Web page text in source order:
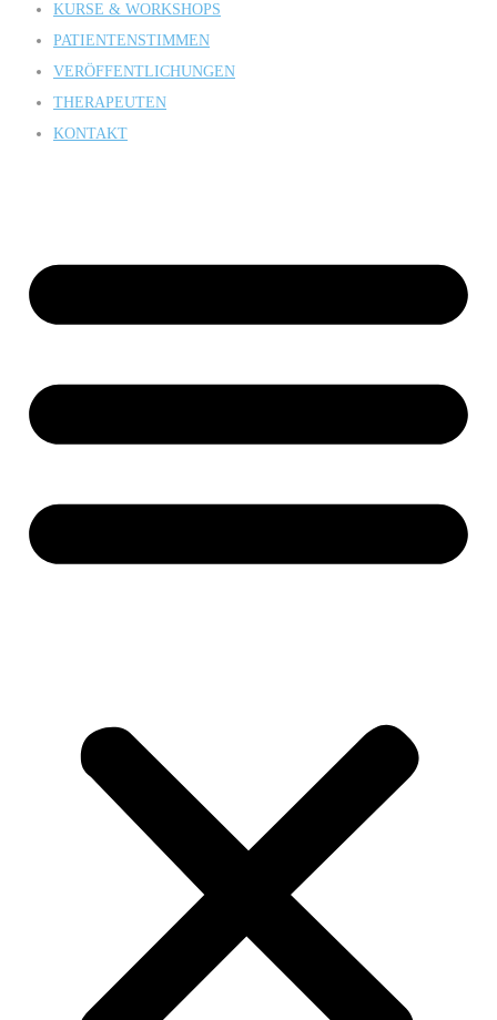
KURSE & WORKSHOPS
PATIENTENSTIMMEN
VERÖFFENTLICHUNGEN
THERAPEUTEN
KONTAKT